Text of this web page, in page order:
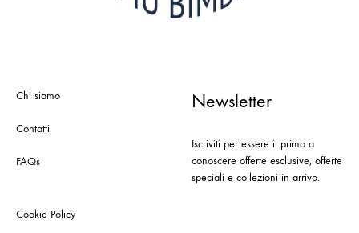
Chi siamo
Contatti
FAQs
Cookie Policy
Newsletter
Iscriviti per essere il primo a
conoscere offerte esclusive, offerte
speciali e collezioni in arrivo.